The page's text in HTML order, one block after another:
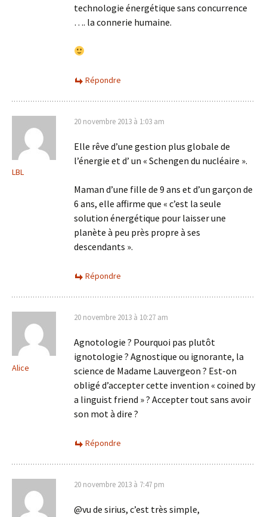
technologie énergétique sans concurrence
…. la connerie humaine.
Répondre
LBL
20 novembre 2013 à 1:03 am
Elle rêve d’une gestion plus globale de
l’énergie et d’ un « Schengen du nucléaire ».
Maman d’une fille de 9 ans et d’un garçon de
6 ans, elle affirme que « c’est la seule
solution énergétique pour laisser une
planète à peu près propre à ses
descendants ».
Répondre
Alice
20 novembre 2013 à 10:27 am
Agnotologie ? Pourquoi pas plutôt
ignotologie ? Agnostique ou ignorante, la
science de Madame Lauvergeon ? Est-on
obligé d’accepter cette invention « coined by
a linguist friend » ? Accepter tout sans avoir
son mot à dire ?
Répondre
20 novembre 2013 à 7:47 pm
@vu de sirius, c’est très simple,